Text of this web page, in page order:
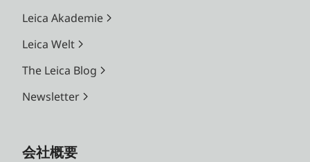
Leica Akademie
Leica Welt
The Leica Blog
Newsletter
会社概要